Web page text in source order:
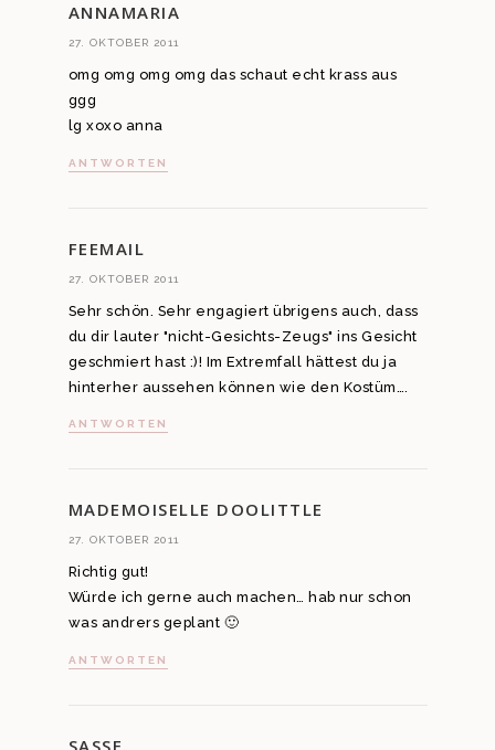
ANNAMARIA
27. OKTOBER 2011
omg omg omg omg das schaut echt krass aus
ggg
lg xoxo anna
ANTWORTEN
FEEMAIL
27. OKTOBER 2011
Sehr schön. Sehr engagiert übrigens auch, dass
du dir lauter "nicht-Gesichts-Zeugs" ins Gesicht
geschmiert hast :)! Im Extremfall hättest du ja
hinterher aussehen können wie den Kostüm….
ANTWORTEN
MADEMOISELLE DOOLITTLE
27. OKTOBER 2011
Richtig gut!
Würde ich gerne auch machen… hab nur schon
was andrers geplant 🙂
ANTWORTEN
SASSE.